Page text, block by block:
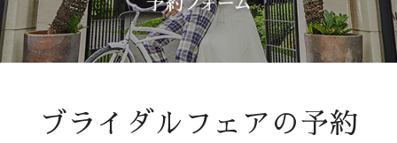
Restaurant
Wedding
ウェディングトップ
ブライダルフェアの予約